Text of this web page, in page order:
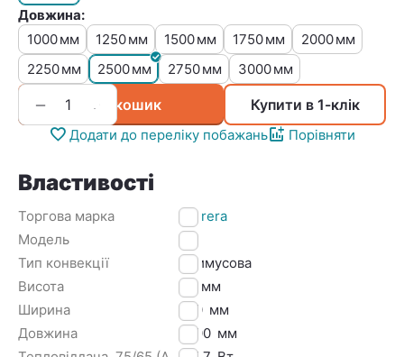
Довжина:
1000мм 1250мм 1500мм 1750мм 2000мм
2250мм 2500мм 2750мм 3000мм
+
− У кошик Купити в 1-клік
Додати до переліку побажань Порівняти
Властивості
Торгова марка
Carrera
Модель
SV
Тип конвекції
Примусова
Висота
90 мм
Ширина
250 мм
Довжина
2500 мм